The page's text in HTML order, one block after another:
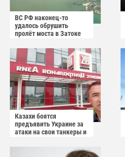
ВС РФ наконец-то
удалось обрушить
пролёт моста в Затоке
Казахи боятся
предъявить Украине за
атаки на свои танкеры и
Россию